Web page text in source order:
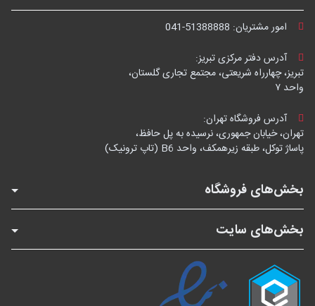
امور مشتریان: 041-51388888
آدرس دفتر مرکزی تبریز:
تبریز، چهارراه شریعتی، مجتمع تجاری گلستان،
واحد ۷
آدرس فروشگاه تهران:
تهران، خیابان جمهوری، نرسیده به پل حافظ،
پاساژ توکل، طبقه زیرهمکف، واحد B6 (تاپ ترونیک)
بخش‌های فروشگاه
بخش‌های سایت